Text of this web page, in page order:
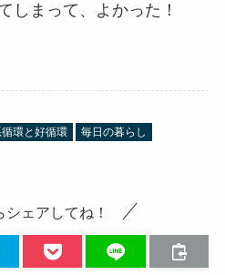
しまって、よかった！
環と好循環
毎日の暮らし
シェアしてね！